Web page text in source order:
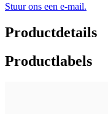
Stuur ons een e-mail.
Productdetails
Productlabels